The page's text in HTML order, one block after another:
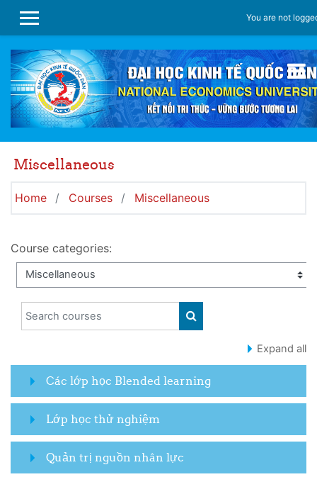
SIDE PANEL
You are not
Miscellaneous
Home Courses Miscellaneous
Course categories:
Search courses
SEARCH COURSES
Expand all
Các lớp học Blended learning
Lớp học thử nghiệm
Quản trị nguồn nhân lực